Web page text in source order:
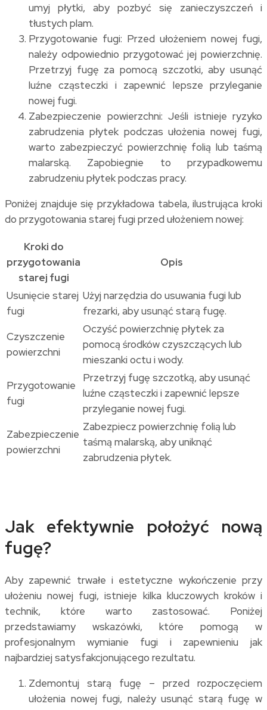
umyj płytki, aby pozbyć się zanieczyszczeń i
tłustych plam.
Przygotowanie fugi: Przed ułożeniem nowej fugi,
należy odpowiednio przygotować jej powierzchnię.
Przetrzyj fugę za pomocą szczotki, aby usunąć
luźne cząsteczki i zapewnić lepsze przyleganie
nowej fugi.
Zabezpieczenie powierzchni: Jeśli istnieje ryzyko
zabrudzenia płytek podczas ułożenia nowej fugi,
warto zabezpieczyć powierzchnię folią lub taśmą
malarską. Zapobiegnie to przypadkowemu
zabrudzeniu płytek podczas pracy.
Poniżej znajduje się przykładowa tabela, ilustrująca kroki
do przygotowania starej fugi przed ułożeniem nowej:
Kroki do
przygotowania
starej fugi
Opis
Usunięcie starej
fugi
Użyj narzędzia do usuwania fugi lub
frezarki, aby usunąć starą fugę.
Czyszczenie
powierzchni
Oczyść powierzchnię płytek za
pomocą środków czyszczących lub
mieszanki octu i wody.
Przygotowanie
fugi
Przetrzyj fugę szczotką, aby usunąć
luźne cząsteczki i zapewnić lepsze
przyleganie nowej fugi.
Zabezpieczenie
powierzchni
Zabezpiecz powierzchnię folią lub
taśmą malarską, aby uniknąć
zabrudzenia płytek.
Jak efektywnie położyć nową
fugę?
Aby zapewnić trwałe i estetyczne wykończenie przy
ułożeniu nowej fugi, istnieje kilka kluczowych kroków i
technik, które warto zastosować. Poniżej
przedstawiamy wskazówki, które pomogą w
profesjonalnym wymianie fugi i zapewnieniu jak
najbardziej satysfakcjonującego rezultatu.
Zdemontuj starą fugę – przed rozpoczęciem
ułożenia nowej fugi, należy usunąć starą fugę w